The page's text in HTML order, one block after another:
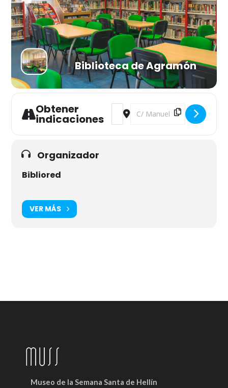
Biblioteca de Agramón
Obtener
indicaciones
Address - Secuencias [8YhIUzBSZ]
Destination Address -
Organizador
Bibliored
VER MÁS
Museo de la Semana Santa de Hellín